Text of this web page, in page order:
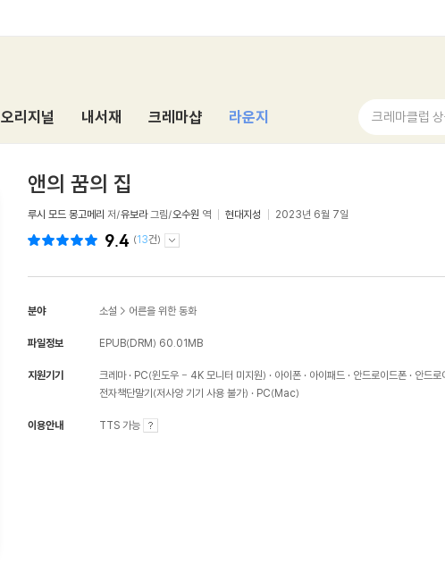
오리지널 내서재 크레마샵 라운지 크레마클럽
앤의 꿈의 집
루시 모드 몽고메리 저/유보라그림/오수원 역 현대지성 2023년 6월 7일
9.4 (13건)
분야 소설 > 어른을 위한 동화
파일정보 EPUB(DRM) 60.01MB
지원기기 크레마 PC(윈도우 - 4K 모니터 미지원) 아이폰 아이패드 안드로이드폰
안드로
전자책단말기(저사양 기기 사용 불가)
PC(Mac)
이용안내 TTS 가능